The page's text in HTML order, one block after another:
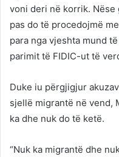
voni deri në korrik. Nëse
pas do të procedojmë
para nga vjeshta mund
parimit të FIDIC-ut të
Duke iu përgjigjur
sjellë migrantë në vend,
ka dhe nuk do të ketë.
“Nuk ka migrantë dhe